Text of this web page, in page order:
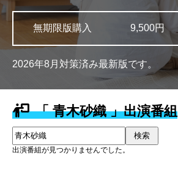
無期限版購入 9,500円
2026年8月対策済み最新版です。
「 青木砂織 」出演番組
検索
出演番組が見つかりませんでした。